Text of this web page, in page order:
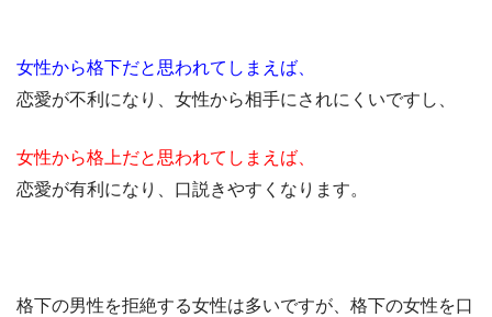
女性から格下だと思われてしまえば、
恋愛が不利になり、女性から相手にされにくいですし、
女性から格上だと思われてしまえば、
恋愛が有利になり、口説きやすくなります。
格下の男性を拒絶する女性は多いですが、格下の女性を口